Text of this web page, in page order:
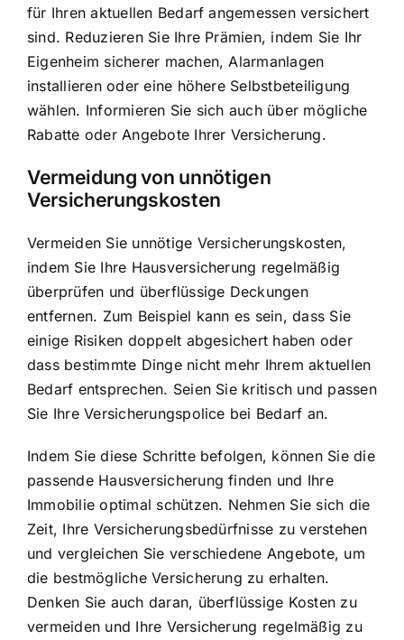
für Ihren aktuellen Bedarf angemessen versichert
sind. Reduzieren Sie Ihre Prämien, indem Sie Ihr
Eigenheim sicherer machen, Alarmanlagen
installieren oder eine höhere Selbstbeteiligung
wählen. Informieren Sie sich auch über mögliche
Rabatte oder Angebote Ihrer Versicherung.
Vermeidung von unnötigen
Versicherungskosten
Vermeiden Sie unnötige Versicherungskosten,
indem Sie Ihre Hausversicherung regelmäßig
überprüfen und überflüssige Deckungen
entfernen. Zum Beispiel kann es sein, dass Sie
einige Risiken doppelt abgesichert haben oder
dass bestimmte Dinge nicht mehr Ihrem aktuellen
Bedarf entsprechen. Seien Sie kritisch und passen
Sie Ihre Versicherungspolice bei Bedarf an.
Indem Sie diese Schritte befolgen, können Sie die
passende Hausversicherung finden und Ihre
Immobilie optimal schützen. Nehmen Sie sich die
Zeit, Ihre Versicherungsbedürfnisse zu verstehen
und vergleichen Sie verschiedene Angebote, um
die bestmögliche Versicherung zu erhalten.
Denken Sie auch daran, überflüssige Kosten zu
vermeiden und Ihre Versicherung regelmäßig zu